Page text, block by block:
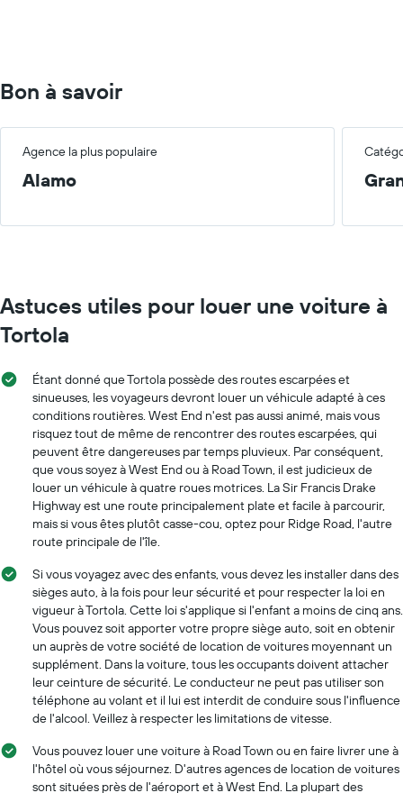
Bon à savoir
Agence la plus populaire
Alamo
Astuces utiles pour louer une voiture à
Tortola
Étant donné que Tortola possède des routes escarpées et
sinueuses, les voyageurs devront louer un véhicule adapté à ces
conditions routières. West End n'est pas aussi animé, mais vous
risquez tout de même de rencontrer des routes escarpées, qui
peuvent être dangereuses par temps pluvieux. Par conséquent,
que vous soyez à West End ou à Road Town, il est judicieux de
louer un véhicule à quatre roues motrices. La Sir Francis Drake
Highway est une route principalement plate et facile à parcourir,
mais si vous êtes plutôt casse-cou, optez pour Ridge Road, l'autre
route principale de l'île.
Si vous voyagez avec des enfants, vous devez les installer dans des
sièges auto, à la fois pour leur sécurité et pour respecter la loi en
vigueur à Tortola. Cette loi s'applique si l'enfant a moins de cinq ans.
Vous pouvez soit apporter votre propre siège auto, soit en obtenir
un auprès de votre société de location de voitures moyennant un
supplément. Dans la voiture, tous les occupants doivent attacher
leur ceinture de sécurité. Le conducteur ne peut pas utiliser son
téléphone au volant et il lui est interdit de conduire sous l'influence
de l'alcool. Veillez à respecter les limitations de vitesse.
Vous pouvez louer une voiture à Road Town ou en faire livrer une à
l'hôtel où vous séjournez. D'autres agences de location de voitures
sont situées près de l'aéroport et à West End. La plupart des